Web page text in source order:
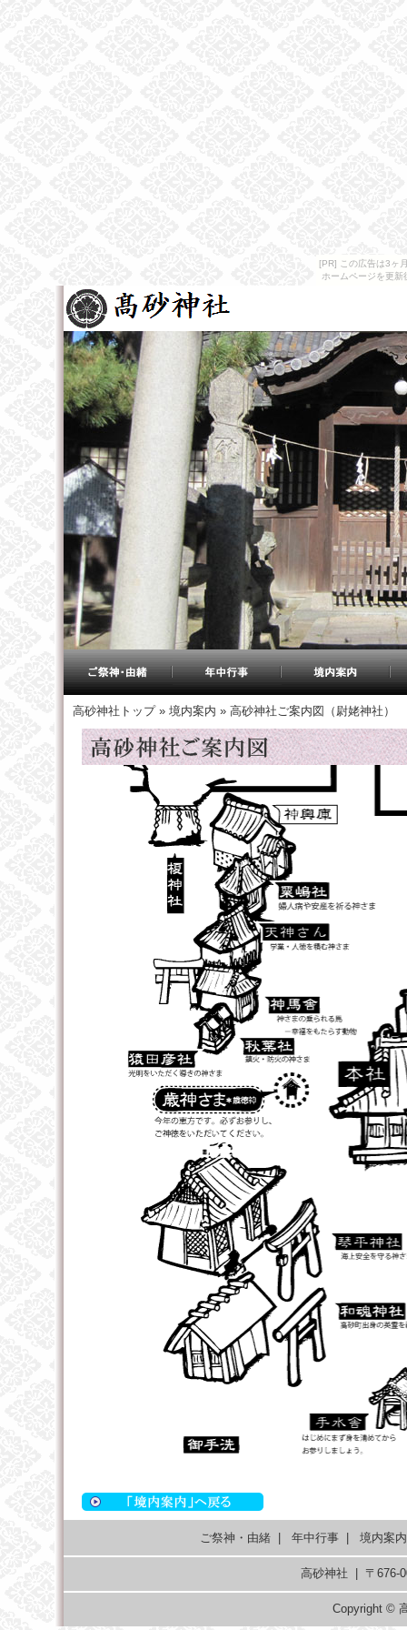
[PR] この広告は3ヶ
ホームページを更
高砂神社トップ» 境内案内 » 高砂神社ご案内図（尉姥神社）
ご祭神・由緒| 年中行事| 境内案内
高砂神社 | 〒676-
Copyright ©